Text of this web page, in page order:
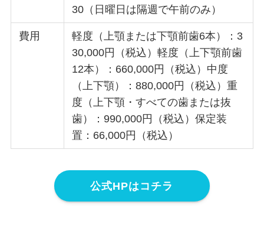
30（日曜日は隔週で午前のみ）
費用
軽度（上顎または下顎前歯6本）：3
30,000円（税込）軽度（上下顎前歯
12本）：660,000円（税込）中度
（上下顎）：880,000円（税込）重
度（上下顎・すべての歯または抜
歯）：990,000円（税込）保定装
置：66,000円（税込）
公式HPはコチラ